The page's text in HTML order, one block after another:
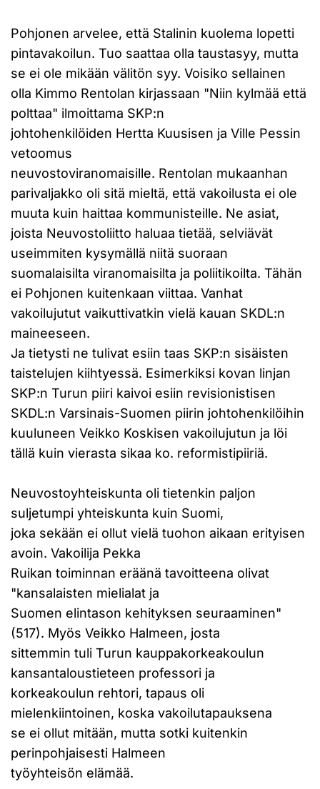
Pohjonen arvelee, että Stalinin kuolema lopetti
pintavakoilun. Tuo saattaa olla taustasyy, mutta
se ei ole mikään välitön syy. Voisiko sellainen
olla Kimmo Rentolan kirjassaan "Niin kylmää että
polttaa" ilmoittama SKP:n
johtohenkilöiden Hertta Kuusisen ja Ville Pessin
vetoomus
neuvostoviranomaisille. Rentolan mukaanhan
parivaljakko oli sitä mieltä, että vakoilusta ei ole
muuta kuin haittaa kommunisteille. Ne asiat,
joista Neuvostoliitto haluaa tietää, selviävät
useimmiten kysymällä niitä suoraan
suomalaisilta viranomaisilta ja poliitikoilta. Tähän
ei Pohjonen kuitenkaan viittaa. Vanhat
vakoilujutut vaikuttivatkin vielä kauan SKDL:n
maineeseen.
Ja tietysti ne tulivat esiin taas SKP:n sisäisten
taistelujen kiihtyessä. Esimerkiksi kovan linjan
SKP:n Turun piiri kaivoi esiin revisionistisen
SKDL:n Varsinais-Suomen piirin johtohenkilöihin
kuuluneen Veikko Koskisen vakoilujutun ja löi
tällä kuin vierasta sikaa ko. reformistipiiriä.
Neuvostoyhteiskunta oli tietenkin paljon
suljetumpi yhteiskunta kuin Suomi,
joka sekään ei ollut vielä tuohon aikaan erityisen
avoin. Vakoilija Pekka
Ruikan toiminnan eräänä tavoitteena olivat
"kansalaisten mielialat ja
Suomen elintason kehityksen seuraaminen"
(517). Myös Veikko Halmeen, josta
sittemmin tuli Turun kauppakorkeakoulun
kansantaloustieteen professori ja
korkeakoulun rehtori, tapaus oli
mielenkiintoinen, koska vakoilutapauksena
se ei ollut mitään, mutta sotki kuitenkin
perinpohjaisesti Halmeen
työyhteisön elämää.